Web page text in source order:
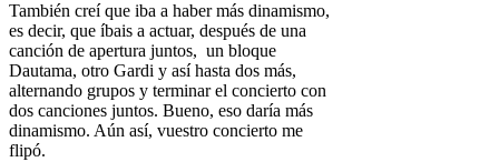
También creí que iba a haber más dinamismo,
es decir, que íbais a actuar, después de una
canción de apertura juntos, un bloque
Dautama, otro Gardi y así hasta dos más,
alternando grupos y terminar el concierto con
dos canciones juntos. Bueno, eso daría más
dinamismo. Aún así, vuestro concierto me
flipó.